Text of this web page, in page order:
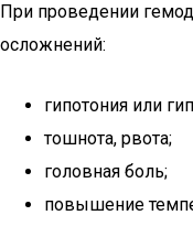
При проведении
осложнений:
гипотония или
тошнота, рвота;
головная боль;
повышение